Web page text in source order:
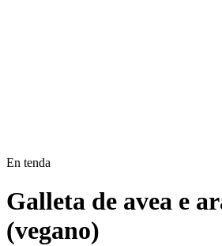
En tenda
Galleta de avea e
(vegano)